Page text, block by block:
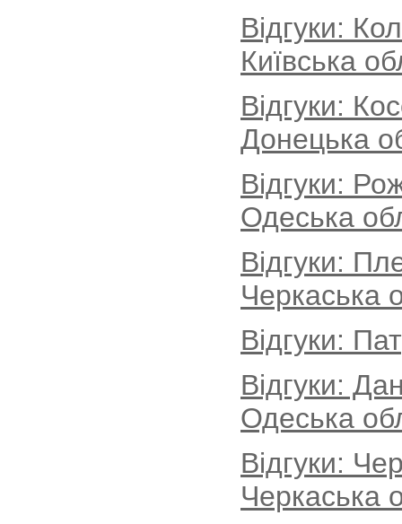
Відгуки:
Київська
Відгуки:
Донецька
Відгуки:
Одеська
Відгуки:
Черкаська
Відгуки:
Відгуки:
Одеська
Відгуки:
Черкаська